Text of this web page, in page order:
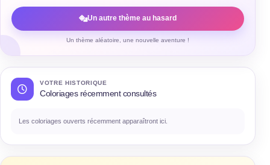
Un autre thème au hasard
Un thème aléatoire, une nouvelle aventure !
VOTRE HISTORIQUE
Coloriages récemment consultés
Les coloriages ouverts récemment apparaîtront ici.